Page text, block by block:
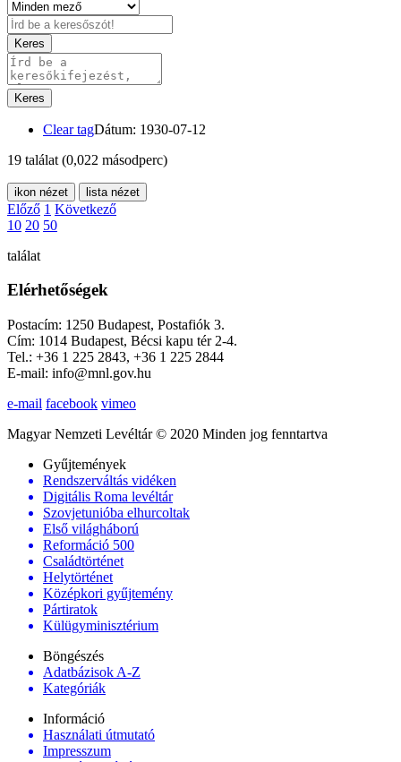
Keres
Keres
Clear tagDátum: 1930-07-12
19 találat (0,022 másodperc)
ikon nézet lista nézet
Előző 1 Következő
10 20 50
találat
Elérhetőségek
Postacím: 1250 Budapest, Postafiók 3.
Cím: 1014 Budapest, Bécsi kapu tér 2-4.
Tel.: +36 1 225 2843, +36 1 225 2844
E-mail: info@mnl.gov.hu
e-mail facebook vimeo
Magyar Nemzeti Levéltár © 2020 Minden jog fenntartva
Gyűjtemények
Rendszerváltás vidéken
Digitális Roma levéltár
Szovjetunióba elhurcoltak
Első világháború
Reformáció 500
Családtörténet
Helytörténet
Középkori gyűjtemény
Pártiratok
Külügyminisztérium
Böngészés
Adatbázisok A-Z
Kategóriák
Információ
Használati útmutató
Impresszum